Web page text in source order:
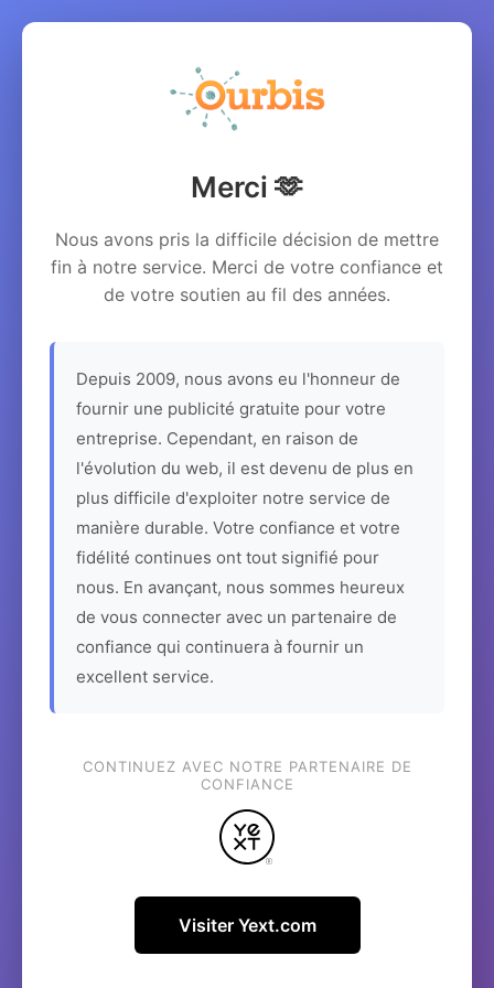
Merci 🫶
Nous avons pris la difficile décision de mettre
fin à notre service. Merci de votre confiance et
de votre soutien au fil des années.
Depuis 2009, nous avons eu l'honneur de
fournir une publicité gratuite pour votre
entreprise. Cependant, en raison de
l'évolution du web, il est devenu de plus en
plus difficile d'exploiter notre service de
manière durable. Votre confiance et votre
fidélité continues ont tout signifié pour
nous. En avançant, nous sommes heureux
de vous connecter avec un partenaire de
confiance qui continuera à fournir un
excellent service.
CONTINUEZ AVEC NOTRE PARTENAIRE DE
CONFIANCE
Visiter Yext.com